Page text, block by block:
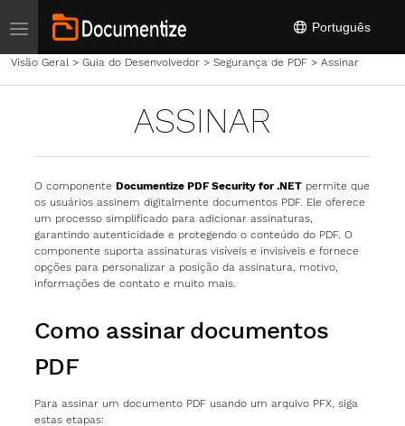
Toggle navigation Português
Visão Geral> Guia do Desenvolvedor> Segurança de PDF> Assinar
ASSINAR
O componente Documentize PDF Security for .NETpermite que
os usuários assinem digitalmente documentos PDF. Ele oferece
um processo simplificado para adicionar assinaturas,
garantindo autenticidade e protegendo o conteúdo do PDF. O
componente suporta assinaturas visíveis e invisíveis e fornece
opções para personalizar a posição da assinatura, motivo,
informações de contato e muito mais.
Como assinar documentos
PDF
Para assinar um documento PDF usando um arquivo PFX, siga
estas etapas: